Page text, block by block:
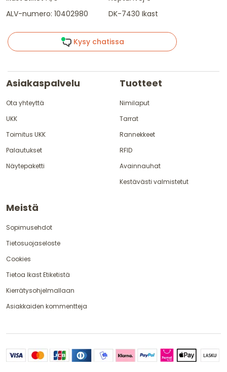
ALV-numero: 10402980
DK-7430 Ikast
Kysy chatissa
Asiakaspalvelu
Ota yhteyttä
UKK
Toimitus UKK
Palautukset
Näytepaketti
Tuotteet
Nimilaput
Tarrat
Rannekkeet
RFID
Avainnauhat
Kestävästi valmistetut
Meistä
Sopimusehdot
Tietosuojaseloste
Cookies
Tietoa Ikast Etiketistä
Kierrätysohjelmallaan
Asiakkaiden kommentteja